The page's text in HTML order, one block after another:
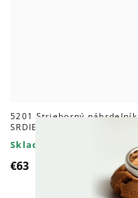
5201 Strieborný náhrdelník
SRDIEČKO
Skladom
€63